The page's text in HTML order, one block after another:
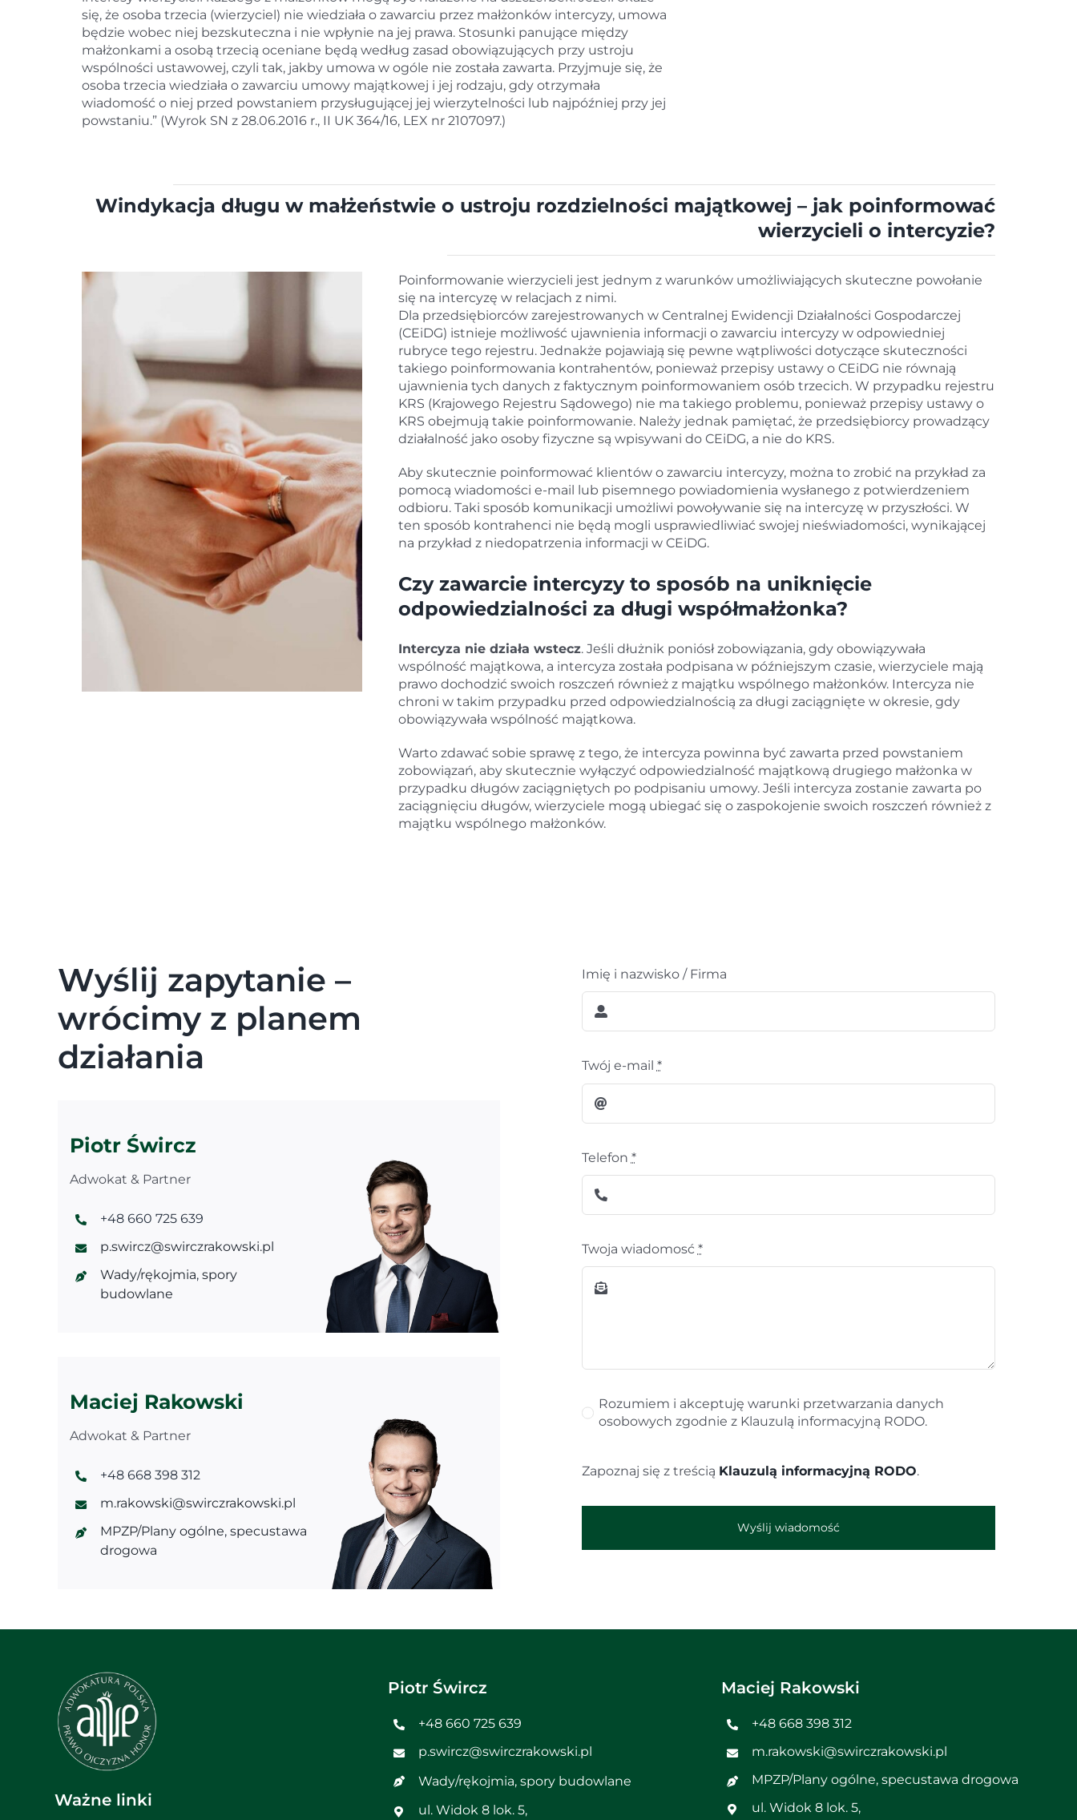
się, że osoba trzecia (wierzyciel) nie wiedziała o zawarciu przez małżonków intercyzy, umowa
będzie wobec niej bezskuteczna i nie wpłynie na jej prawa. Stosunki panujące między
małżonkami a osobą trzecią oceniane będą według zasad obowiązujących przy ustroju
wspólności ustawowej, czyli tak, jakby umowa w ogóle nie została zawarta. Przyjmuje się, że
osoba trzecia wiedziała o zawarciu umowy majątkowej i jej rodzaju, gdy otrzymała
wiadomość o niej przed powstaniem przysługującej jej wierzytelności lub najpóźniej przy jej
powstaniu.” (Wyrok SN z 28.06.2016 r., II UK 364/16, LEX nr 2107097.)
Windykacja długu w małżeństwie o ustroju rozdzielności majątkowej – jak poinformować
wierzycieli o intercyzie?
Poinformowanie wierzycieli jest jednym z warunków umożliwiających skuteczne powołanie
się na intercyzę w relacjach z nimi.
Dla przedsiębiorców zarejestrowanych w Centralnej Ewidencji Działalności Gospodarczej
(CEiDG) istnieje możliwość ujawnienia informacji o zawarciu intercyzy w odpowiedniej
rubryce tego rejestru. Jednakże pojawiają się pewne wątpliwości dotyczące skuteczności
takiego poinformowania kontrahentów, ponieważ przepisy ustawy o CEiDG nie równają
ujawnienia tych danych z faktycznym poinformowaniem osób trzecich. W przypadku rejestru
KRS (Krajowego Rejestru Sądowego) nie ma takiego problemu, ponieważ przepisy ustawy o
KRS obejmują takie poinformowanie. Należy jednak pamiętać, że przedsiębiorcy prowadzący
działalność jako osoby fizyczne są wpisywani do CEiDG, a nie do KRS.
Aby skutecznie poinformować klientów o zawarciu intercyzy, można to zrobić na przykład za
pomocą wiadomości e-mail lub pisemnego powiadomienia wysłanego z potwierdzeniem
odbioru. Taki sposób komunikacji umożliwi powoływanie się na intercyzę w przyszłości. W
ten sposób kontrahenci nie będą mogli usprawiedliwiać swojej nieświadomości, wynikającej
na przykład z niedopatrzenia informacji w CEiDG.
Czy zawarcie intercyzy to sposób na uniknięcie
odpowiedzialności za długi współmałżonka?
Intercyza nie działa wstecz. Jeśli dłużnik poniósł zobowiązania, gdy obowiązywała
wspólność majątkowa, a intercyza została podpisana w późniejszym czasie, wierzyciele mają
prawo dochodzić swoich roszczeń również z majątku wspólnego małżonków. Intercyza nie
chroni w takim przypadku przed odpowiedzialnością za długi zaciągnięte w okresie, gdy
obowiązywała wspólność majątkowa.
Warto zdawać sobie sprawę z tego, że intercyza powinna być zawarta przed powstaniem
zobowiązań, aby skutecznie wyłączyć odpowiedzialność majątkową drugiego małżonka w
przypadku długów zaciągniętych po podpisaniu umowy. Jeśli intercyza zostanie zawarta po
zaciągnięciu długów, wierzyciele mogą ubiegać się o zaspokojenie swoich roszczeń również z
majątku wspólnego małżonków.
Wyślij zapytanie –
wrócimy z planem
działania
Piotr Śwircz
Adwokat & Partner
+48 660 725 639
p.swircz@swirczrakowski.pl
Wady/rękojmia,spory
budowlane
Maciej Rakowski
Adwokat & Partner
+48 668 398 312
m.rakowski@swirczrakowski.pl
MPZP/Plany ogólne,specustawa
drogowa
Imię i nazwisko / Firma
Twój e-mail *
Telefon *
Twoja wiadomosć *
Rozumiem i akceptuję warunki przetwarzania danych
osobowych zgodnie z Klauzulą informacyjną RODO.
Zapoznaj się z treścią Klauzulą informacyjną RODO.
Wyślij wiadomość
Ważne linki
Piotr Śwircz
+48 660 725 639
p.swircz@swirczrakowski.pl
Wady/rękojmia,spory budowlane
ul. Widok 8 lok. 5,
Maciej Rakowski
+48 668 398 312
m.rakowski@swirczrakowski.pl
MPZP/Plany ogólne, specustawa drogowa
ul. Widok 8 lok. 5,